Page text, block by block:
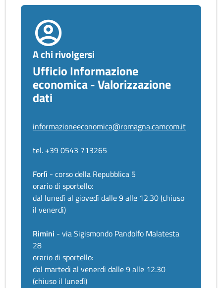
A chi rivolgersi
Ufficio Informazione
economica - Valorizzazione
dati
informazioneeconomica@romagna.camcom.it
tel. +39 0543 713265
Forlì - corso della Repubblica 5
orario di sportello:
dal lunedì al giovedì dalle 9 alle 12.30 (chiuso
il venerdì)
Rimini - via Sigismondo Pandolfo Malatesta
28
orario di sportello:
dal martedì al venerdì dalle 9 alle 12.30
(chiuso il lunedì)